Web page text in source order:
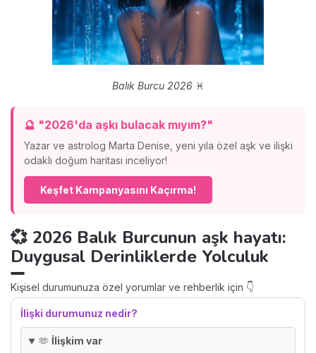
Balık Burcu 2026 ♓
🔮 "2026'da aşkı bulacak mıyım?"
Yazar ve astrolog Marta Denise, yeni yıla özel aşk ve ilişki
odaklı doğum haritası inceliyor!
Keşfet Kampanyasını Kaçırma!
💞 2026 Balık Burcunun aşk hayatı:
Duygusal Derinliklerde Yolculuk
Kişisel durumunuza özel yorumlar ve rehberlik için 👇
İlişki durumunuz nedir?
🫶 İlişkim var